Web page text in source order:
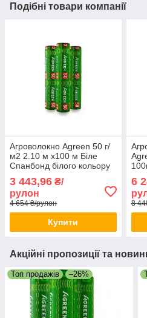
Подібні товари компанії
Агроволокно Agreen 50 г/
м2 2.10 м х100 м Біле
Спанбонд білого кольору
Агроволокно укривне від
бур'янів
3 443,96 ₴/
рулон
4 654 ₴/рулон
Купити
6
8
Акційні пропозиції та
Топ продажів –26%